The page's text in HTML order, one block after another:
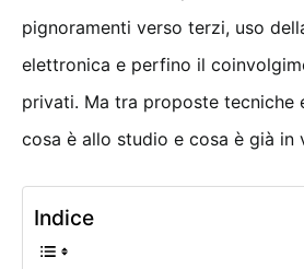
pignoramenti verso terzi, uso
elettronica e perfino il
privati. Ma tra proposte tecniche
cosa è allo studio e cosa è già in
Indice